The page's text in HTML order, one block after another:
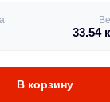
33.54
В корзину